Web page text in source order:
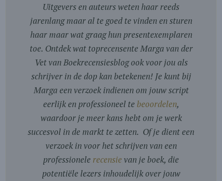
Uitgevers en auteurs weten haar reeds
jarenlang maar al te goed te vinden en sturen
haar maar wat graag hun presentexemplaren
toe. Ontdek wat toprecensente Marga van der
Vet van Boekrecensiesblog ook voor jou als
schrijver in de dop kan betekenen! Je kunt bij
Marga een verzoek indienen om jouw script
eerlijk en professioneel te beoordelen,
waardoor je meer kans hebt om je werk
succesvol in de markt te zetten. Of je dient een
verzoek in voor het schrijven van een
professionele recensievan je boek, die
potentiële lezers inhoudelijk over jouw